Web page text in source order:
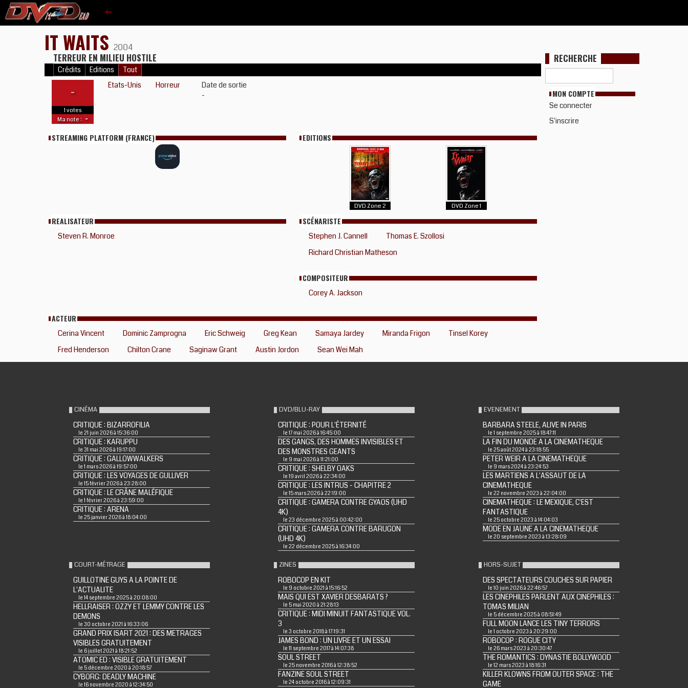
IT WAITS 2004
TERREUR EN MILIEU HOSTILE
Crédits Editions Tout
-
1 votes
Ma note : -
Etats-Unis Horreur
Date de sortie
-
STREAMING PLATFORM (FRANCE) EDITIONS
DVD Zone 2 DVD Zone 1
REALISATEUR
Steven R. Monroe
SCÉNARISTE
Stephen J. Cannell
Thomas E. Szollosi
Richard Christian Matheson
COMPOSITEUR
Corey A. Jackson
ACTEUR
Cerina Vincent Dominic Zamprogna Eric Schweig Greg Kean Samaya Jardey Miranda Frigon
Tinsel Korey
Fred Henderson
Chilton Crane Saginaw Grant Austin Jordon Sean Wei Mah
RECHERCHE
MON COMPTE
Se connecter
S'inscrire
CINÉMA
CRITIQUE : BIZARROFILIA
le 21 juin 2026 à 15:36:00
CRITIQUE : KARUPPU
le 31 mai 2026 à 19:17:00
CRITIQUE : GALLOWWALKERS
le 1 mars 2026 à 19:57:00
CRITIQUE : LES VOYAGES DE GULLIVER
le 15 février 2026 à 23:28:00
CRITIQUE : LE CRÂNE MALÉFIQUE
le 1 février 2026 à 23:59:00
CRITIQUE : ARENA
le 25 janvier 2026 à 18:04:00
DVD/BLU-RAY
CRITIQUE : POUR L'ÉTERNITÉ
le 17 mai 2026 à 16:45:00
DES GANGS, DES HOMMES INVISIBLES ET
DES MONSTRES GEANTS
le 9 mai 2026 à 11:21:00
CRITIQUE : SHELBY OAKS
le 19 avril 2026 à 22:34:00
CRITIQUE : LES INTRUS - CHAPITRE 2
le 15 mars 2026 à 22:19:00
CRITIQUE : GAMERA CONTRE GYAOS (UHD
4K)
le 23 décembre 2025 à 00:42:00
CRITIQUE : GAMERA CONTRE BARUGON
(UHD 4K)
le 22 décembre 2025 à 16:34:00
EVENEMENT
BARBARA STEELE, ALIVE IN PARIS
le 1 septembre 2025 à 18:47:11
LA FIN DU MONDE A LA CINEMATHEQUE
le 25 août 2024 à 23:18:55
PETER WEIR A LA CINEMATHEQUE
le 9 mars 2024 à 23:24:53
LES MARTIENS A L'ASSAUT DE LA
CINEMATHEQUE
le 22 novembre 2023 à 22:04:00
CINEMATHEQUE : LE MEXIQUE, C'EST
FANTASTIQUE
le 25 octobre 2023 à 14:04:03
MODE EN JAUNE A LA CINEMATHEQUE
le 20 septembre 2023 à 13:28:09
COURT-MÉTRAGE
GUILLOTINE GUYS A LA POINTE DE
L'ACTUALITE
le 14 septembre 2025 à 20:08:00
HELLRAISER : OZZY ET LEMMY CONTRE LES
DEMONS
le 30 octobre 2021 à 16:33:06
GRAND PRIX ISART 2021 : DES METRAGES
VISIBLES GRATUITEMENT
le 6 juillet 2021 à 18:21:52
ATOMIC ED : VISIBLE GRATUITEMENT
le 5 décembre 2020 à 20:18:57
CYBORG: DEADLY MACHINE
le 16 novembre 2020 à 12:34:50
ZINES
ROBOCOP EN KIT
le 9 octobre 2021 à 15:16:52
MAIS QUI EST XAVIER DESBARATS ?
le 5 mai 2020 à 21:28:13
CRITIQUE : MIDI MINUIT FANTASTIQUE VOL.
3
le 3 octobre 2018 à 17:19:31
JAMES BOND : UN LIVRE ET UN ESSAI
le 11 septembre 2017 à 14:07:38
SOUL STREET
le 25 novembre 2016 à 12:38:52
FANZINE SOUL STREET
le 24 octobre 2016 à 12:09:31
HORS-SUJET
DES SPECTATEURS COUCHES SUR PAPIER
le 10 juin 2026 à 22:46:57
LES CINEPHILES PARLENT AUX CINEPHILES :
TOMAS MILIAN
le 5 décembre 2025 à 08:51:49
FULL MOON LANCE LES TINY TERRORS
le 1 octobre 2023 à 20:29:00
ROBOCOP : ROGUE CITY
le 26 mars 2023 à 20:30:47
THE ROMANTICS : DYNASTIE BOLLYWOOD
le 12 mars 2023 à 18:16:31
KILLER KLOWNS FROM OUTER SPACE : THE
GAME